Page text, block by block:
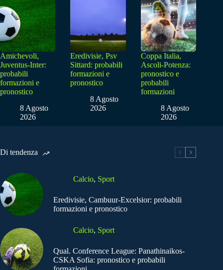
Amichevoli,
Juventus-Inter:
probabili
formazioni e
pronostico
8 Agosto
2026
Eredivisie, Psv
Sittard: probabili
formazioni e
pronostico
8 Agosto
2026
Coppa Italia,
Ascoli-Potenza:
pronostico e
probabili
formazioni
8 Agosto
2026
Di tendenza
Calcio, Sport
Eredivisie, Cambuur-Excelsior: probabili
formazioni e pronostico
Calcio, Sport
Qual. Conference League: Panathinaikos-
CSKA Sofia: pronostico e probabili